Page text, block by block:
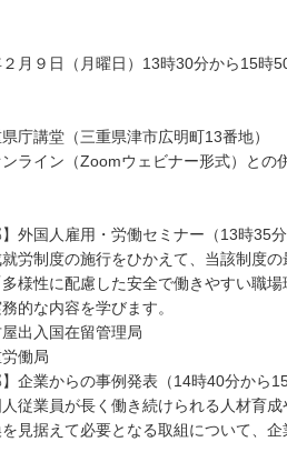
９日（月曜日）13時30分から15時50
堂（三重県津市広明町13番地）
（Zoomウェビナー形式）との
国人雇用・労働セミナー（13時35分
の施行をひかえて、当該制度の最
に配慮した安全で働きやすい職場
な内容を学びます。
入国在留管理局
働局
業からの事例発表（14時40分から15
が長く働き続けられる人材育成や
えて必要となる取組について、企